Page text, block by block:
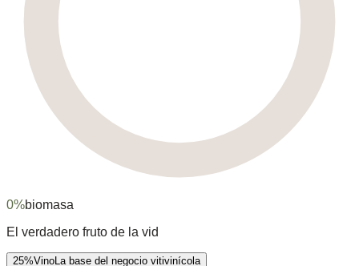
0%biomasa
El verdadero fruto de la vid
25%VinoLa base del negocio vitivinícola